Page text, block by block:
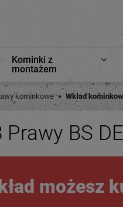
Kominki z
montażem
kominkowe Wkład
BS
możesz